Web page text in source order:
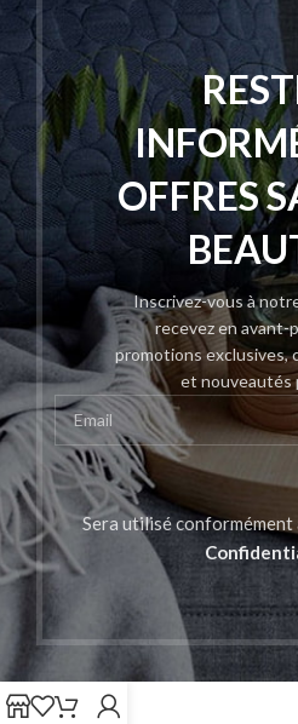
OFFRES
Inscrivez-vous à
recevez en avant-
promotions exclusives,
et nouveautés
Sera utilisé conformément